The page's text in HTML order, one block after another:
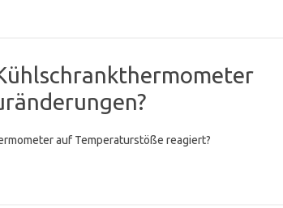
auf Temperaturstöße reagiert?